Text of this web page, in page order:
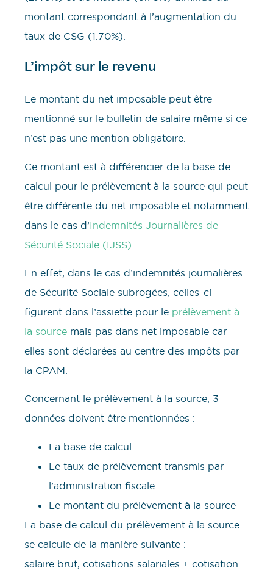
montant correspondant à l’augmentation du
taux de CSG (1.70%).
L’impôt sur le revenu
Le montant du net imposable peut être
mentionné sur le bulletin de salaire même si ce
n’est pas une mention obligatoire.
Ce montant est à différencier de la base de
calcul pour le prélèvement à la source qui peut
être différente du net imposable et notamment
dans le cas d’Indemnités Journalières de
Sécurité Sociale (IJSS)
En effet, dans le cas d’indemnités journalières
de Sécurité Sociale subrogées, celles-ci
figurent dans l’assiette pour le prélèvement à
la source mais pas dans net imposable car
elles sont déclarées au centre des impôts par
la CPAM.
Concernant le prélèvement à la source, 3
données doivent être mentionnées :
La base de calcul
Le taux de prélèvement transmis par
l’administration fiscale
Le montant du prélèvement à la source
La base de calcul du prélèvement à la source
se calcule de la manière suivante :
salaire brut, cotisations salariales + cotisation